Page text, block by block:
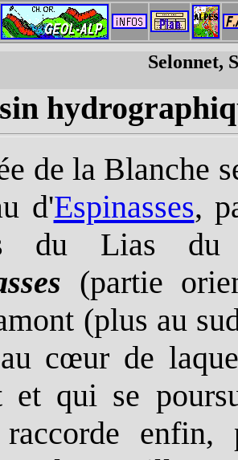
Selonnet,
de la Blanche
d'Espinasses,
du Lias
(partie
(plus au
cœur de
et qui se
enfin,